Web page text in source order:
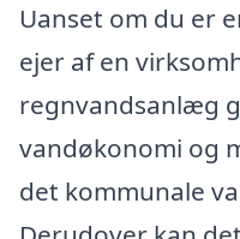
Uanset om du er
ejer af en
regnvandsanlæg
vandøkonomi og
det kommunale